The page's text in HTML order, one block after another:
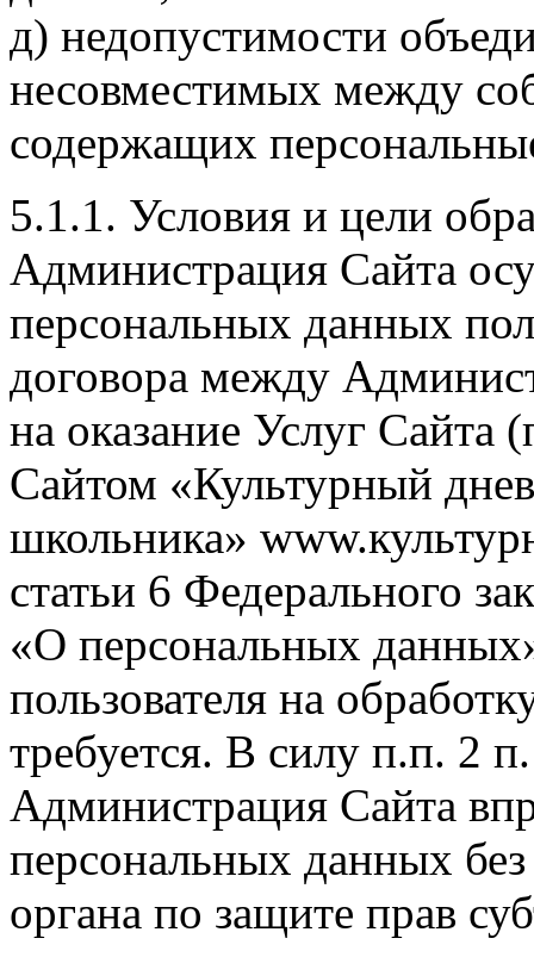
д) недопустимости
несовместимых между
содержащих
5.1.1. Условия и цели
Администрация Сайта
персональных данных
договора между
на оказание Услуг Сайта
Сайтом «Культурный
школьника»
статьи 6 Федерального
«О персональных
пользователя на
требуется. В силу п.п. 2
Администрация Сайта
персональных данных
органа по защите прав